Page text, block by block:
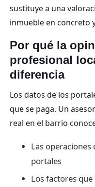
sustituye a una
inmueble en concreto
Por qué la
profesional
diferencia
Los datos de los
que se paga. Un
real en el barrio
Las operaciones
portales
Los factores